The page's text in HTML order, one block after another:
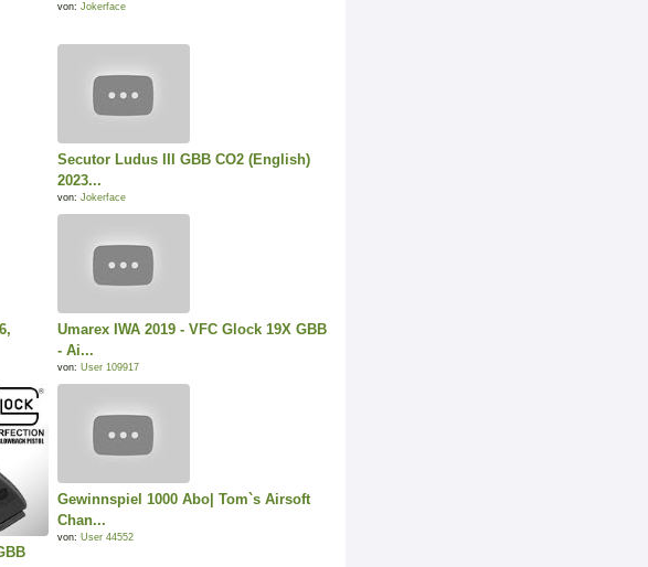
von:Jokerface
Secutor Ludus III GBB CO2 (English)
2023...
von:Jokerface
Umarex IWA 2019 - VFC Glock 19X GBB
- Ai...
von:User 109917
Gewinnspiel 1000 Abo| Tom`s Airsoft
Chan...
von:User 44552